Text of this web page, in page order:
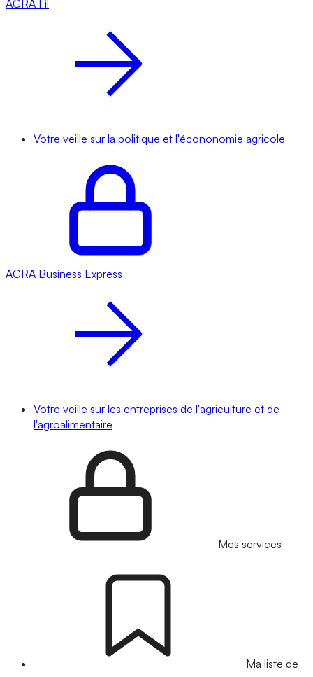
AGRA Fil
Votre veille sur la politique et l'écononomie agricole
AGRA Business Express
Votre veille sur les entreprises de l'agriculture et de
l'agroalimentaire
Mes services
Ma liste de